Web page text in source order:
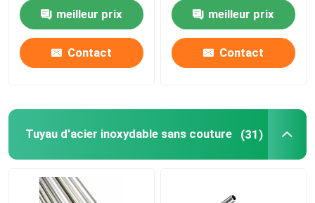
Tubes d'acier allié
inoxydable du tube
310S 201 304 304L
316 316L
meilleur prix
Contact
pouce 0,4 millimètres
meilleur prix
Contact
Tuyau d'acier inoxydable sans couture (31)